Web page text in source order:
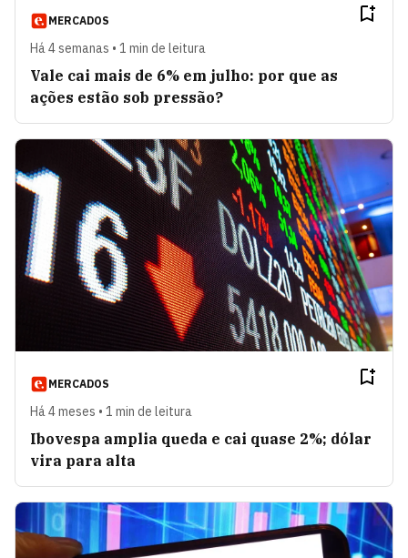
MERCADOS
Há 4 semanas • 1 min de leitura
Vale cai mais de 6% em julho: por que as
ações estão sob pressão?
MERCADOS
Há 4 meses • 1 min de leitura
Ibovespa amplia queda e cai quase 2%; dólar
vira para alta